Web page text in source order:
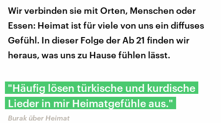
Wir verbinden sie mit Orten, Menschen oder
Essen: Heimat ist für viele von uns ein diffuses
Gefühl. In dieser Folge der Ab 21 finden wir
heraus, was uns zu Hause fühlen lässt.
"Häufig lösen türkische und kurdische
Lieder in mir Heimatgefühle aus."
Burak über Heimat